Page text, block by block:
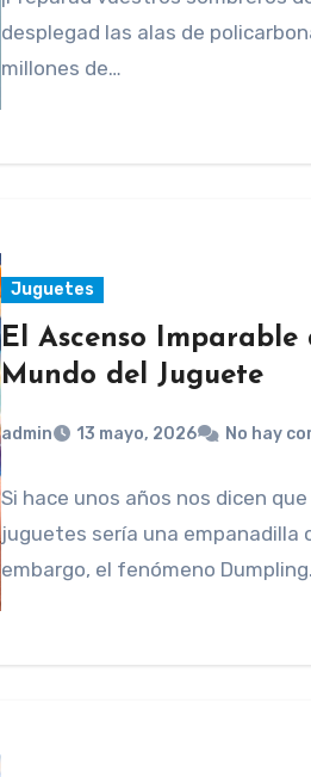
desplegad las alas de
millones de…
Juguetes
El Ascenso
Mundo del Juguete
admin 13 mayo, 2026 No hay
Si hace unos años nos dicen
juguetes sería una empanadilla
embargo, el fenómeno